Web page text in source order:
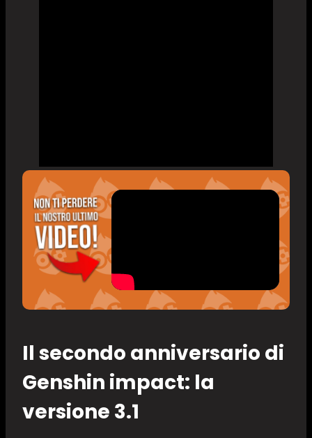
Il secondo anniversario di
Genshin impact: la
versione 3.1